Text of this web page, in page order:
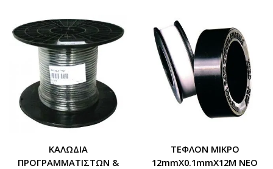
ΚΑΛΩΔΙΑ
ΠΡΟΓΡΑΜΜΑΤΙΣΤΩΝ &
ΤΕΦΛΟΝ ΜΙΚΡΟ
12mmX0.1mmX12M ΝΕΟ